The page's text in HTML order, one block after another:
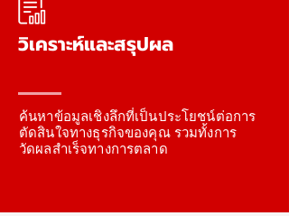
วิเคราะห์และสรุปผล
ค้นหาข้อมูลเชิงลึกที่เป็นประโยชน์ต่อการ
ตัดสินใจทางธุรกิจของคุณ รวมทั้งการ
วัดผลสำเร็จทางการตลาด